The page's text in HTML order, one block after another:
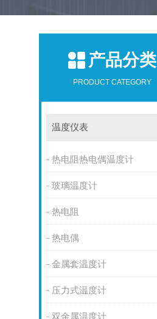
产品分类
PRODUCT CATEGORY
温度仪表
热电阻热电偶温度计
玻璃温度计
热电阻
热电偶
金属套温度计
压力式温度计
双金属温度计